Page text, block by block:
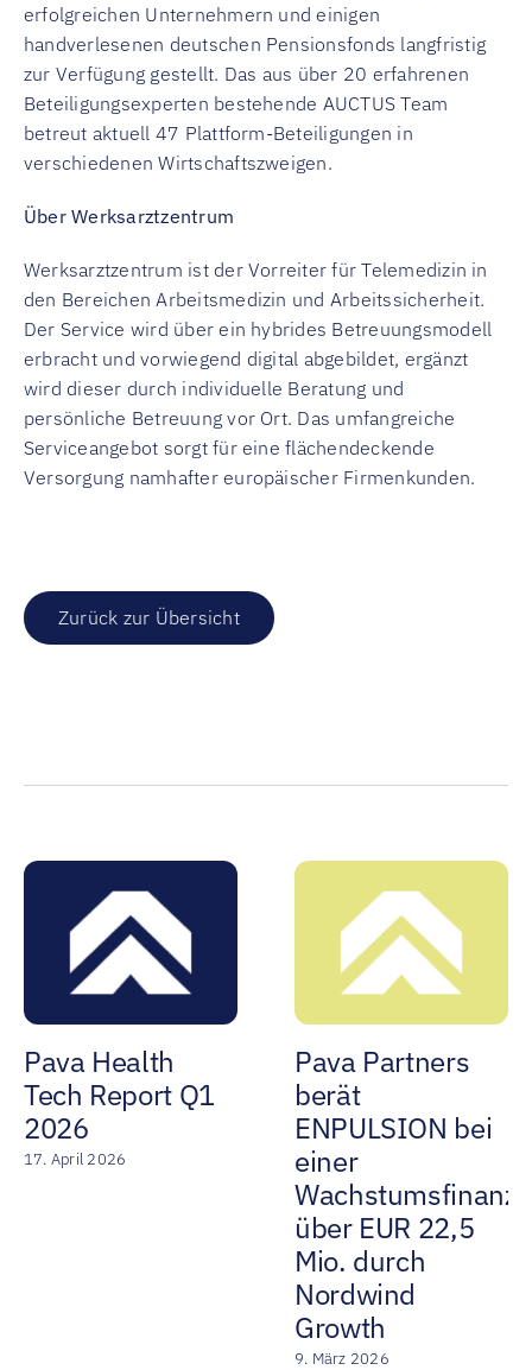
erfolgreichen Unternehmern und einigen
handverlesenen deutschen Pensionsfonds langfristig
zur Verfügung gestellt. Das aus über 20 erfahrenen
Beteiligungsexperten bestehende AUCTUS Team
betreut aktuell 47 Plattform-Beteiligungen in
verschiedenen Wirtschaftszweigen.
Über Werksarztzentrum
Werksarztzentrum ist der Vorreiter für Telemedizin in
den Bereichen Arbeitsmedizin und Arbeitssicherheit.
Der Service wird über ein hybrides Betreuungsmodell
erbracht und vorwiegend digital abgebildet, ergänzt
wird dieser durch individuelle Beratung und
persönliche Betreuung vor Ort. Das umfangreiche
Serviceangebot sorgt für eine flächendeckende
Versorgung namhafter europäischer Firmenkunden.
Zurück zur Übersicht
Pava Health
Tech Report Q1
2026
17. April 2026
Pava Partners
berät
ENPULSION bei
einer
über EUR 22,5
Mio. durch
Nordwind
Growth
9. März 2026